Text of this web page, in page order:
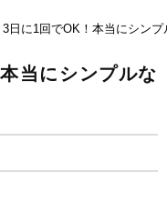
3日に1回でOK！本当にシン
当にシンプルな